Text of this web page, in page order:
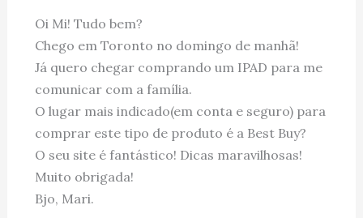
Oi Mi! Tudo bem?
Chego em Toronto no domingo de manhã!
Já quero chegar comprando um IPAD para me
comunicar com a família.
O lugar mais indicado(em conta e seguro) para
comprar este tipo de produto é a Best Buy?
O seu site é fantástico! Dicas maravilhosas!
Muito obrigada!
Bjo, Mari.